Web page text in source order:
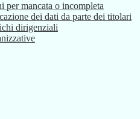
per mancata o incompleta
dei dati da parte dei titolari
dirigenziali